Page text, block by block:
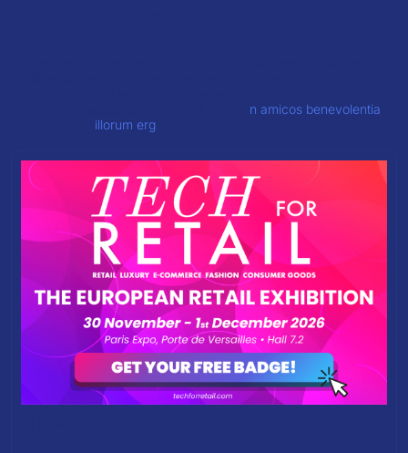
n amicos benevolentia
illorum erga nos benevolentiae pariter